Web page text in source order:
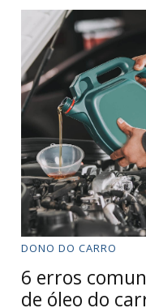
DONO DO CARRO
6 erros
de óleo do